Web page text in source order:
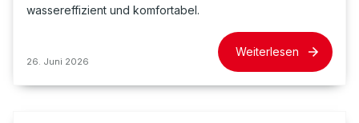
wassereffizient und komfortabel.
26. Juni 2026
Weiterlesen